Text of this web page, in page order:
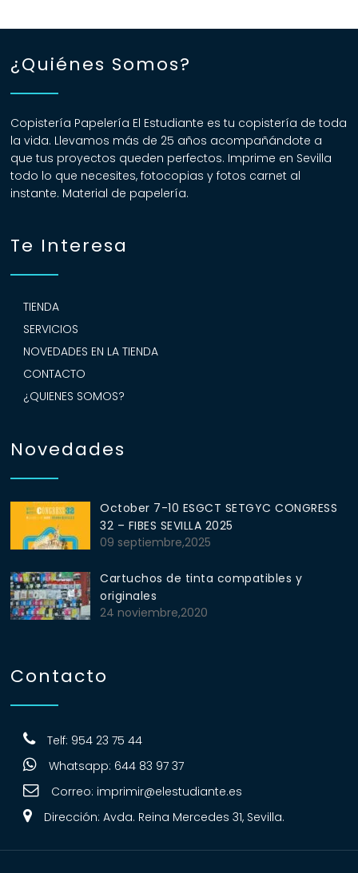
¿Quiénes Somos?
Copistería Papelería El Estudiante es tu copistería de toda
la vida. Llevamos más de 25 años acompañándote a
que tus proyectos queden perfectos. Imprime en Sevilla
todo lo que necesites, fotocopias y fotos carnet al
instante. Material de papelería.
Te Interesa
TIENDA
SERVICIOS
NOVEDADES EN LA TIENDA
CONTACTO
¿QUIENES SOMOS?
Novedades
October 7-10 ESGCT SETGYC CONGRESS
32 – FIBES SEVILLA 2025
09 septiembre,2025
Cartuchos de tinta compatibles y
originales
24 noviembre,2020
Contacto
Telf: 954 23 75 44
Whatsapp: 644 83 97 37
Correo: imprimir@elestudiante.es
Dirección: Avda. Reina Mercedes 31, Sevilla.